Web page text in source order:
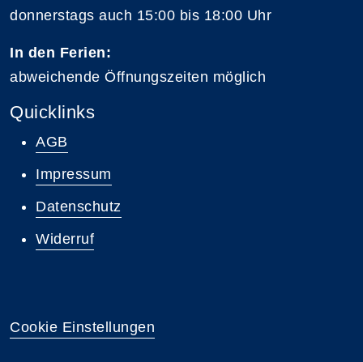
donnerstags auch 15:00 bis 18:00 Uhr
In den Ferien:
abweichende Öffnungszeiten möglich
Quicklinks
AGB
Impressum
Datenschutz
Widerruf
Cookie Einstellungen